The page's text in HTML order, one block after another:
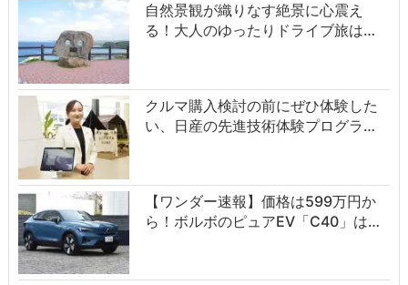
自然景観が織りなす絶景に心震え
る！大人のゆったりドライブ旅は…
クルマ購入検討の前にぜひ体験した
い、日産の先進技術体験プログラ…
【ワンダー速報】価格は599万円か
ら！ボルボのピュアEV「C40」は…